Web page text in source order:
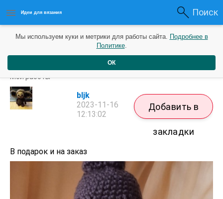
Идеи для вязания Поиск
Мои работы
bljk
2023-11-16
12:13:02
Добавить в
закладки
В подарок и на заказ
Мы используем куки и метрики для работы сайта. Подробнее в
Политике.
ОК